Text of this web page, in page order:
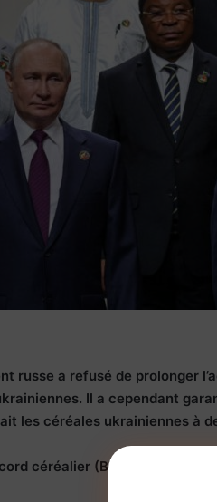
russe a refusé de prolonger
Il a cependant
les céréales ukrainiennes à
céréalier (Black Sea Grain